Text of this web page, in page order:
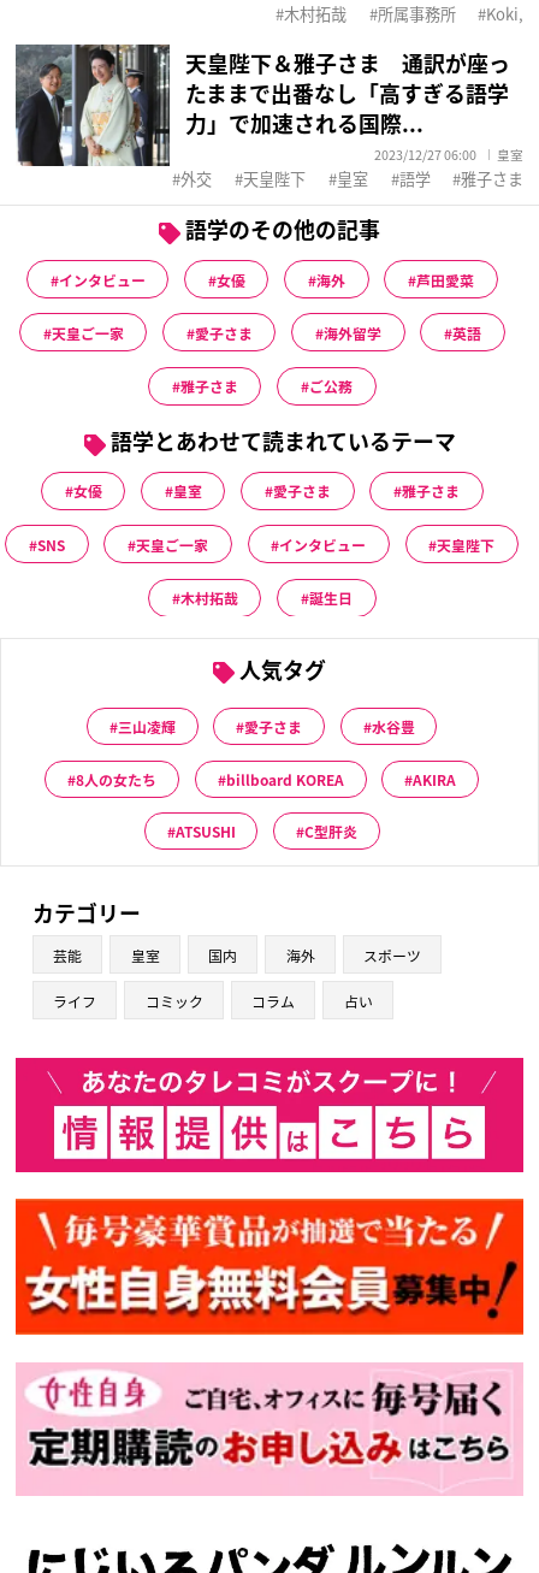
木村拓哉 所属事務所 Koki,
天皇陛下＆雅子さま 通訳が座っ
たままで出番なし「高すぎる語学
力」で加速される国際...
2023/12/27 06:00 皇室
外交 天皇陛下 皇室 語学 雅子さま
語学のその他の記事
インタビュー 女優 海外 芦田愛菜
天皇ご一家 愛子さま 海外留学 英語
雅子さま ご公務
語学とあわせて読まれているテーマ
女優 皇室 愛子さま 雅子さま
SNS 天皇ご一家 インタビュー 天皇陛下
木村拓哉 誕生日
人気タグ
三山凌輝 愛子さま 水谷豊
8人の女たち billboard KOREA AKIRA
ATSUSHI C型肝炎
カテゴリー
芸能 皇室 国内 海外 スポーツ
ライフ コミック コラム 占い